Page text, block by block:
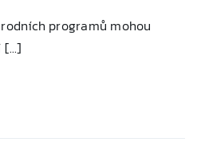
programů mohou